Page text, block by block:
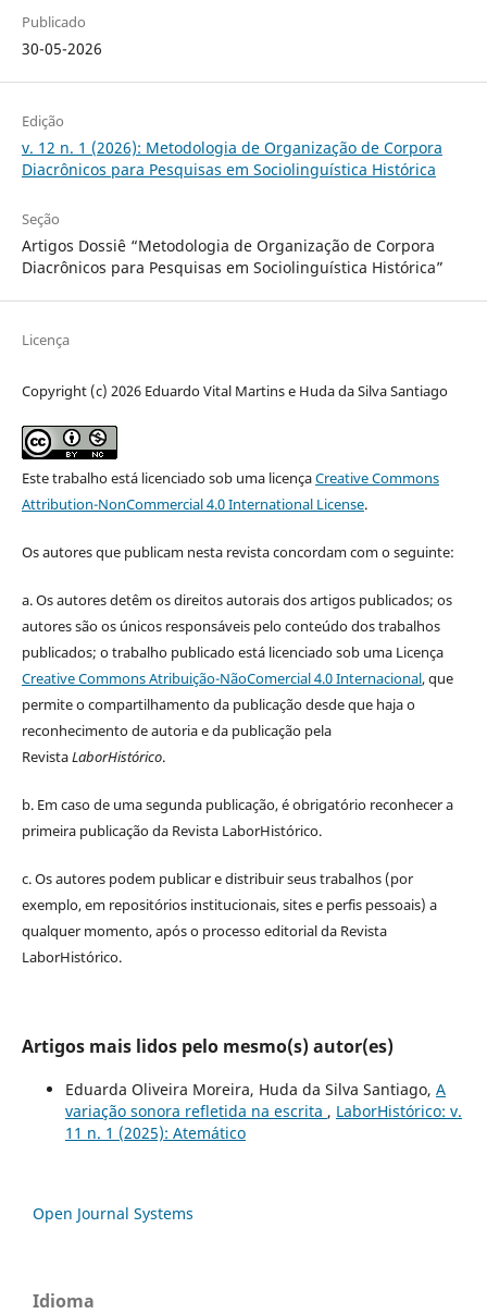
Publicado
30-05-2026
Edição
v. 12 n. 1 (2026): Metodologia de Organização de Corpora
Diacrônicos para Pesquisas em Sociolinguística Histórica
Seção
Artigos Dossiê “Metodologia de Organização de Corpora
Diacrônicos para Pesquisas em Sociolinguística Histórica”
Licença
Copyright (c) 2026 Eduardo Vital Martins e Huda da Silva Santiago
Este trabalho está licenciado sob uma licençaCreative Commons
Attribution-NonCommercial 4.0 International License.
Os autores que publicam nesta revista concordam com o seguinte:
a.Os autores detêm os direitos autorais dos artigos publicados; os
autores são os únicos responsáveis pelo conteúdo dos trabalhos
publicados; o trabalho publicado está licenciado sob uma Licença
Creative Commons Atribuição-NãoComercial 4.0 Internacional, que
permite o compartilhamento da publicação desde que haja o
reconhecimento de autoria e da publicação pela
RevistaLaborHistórico.
b. Em caso de uma segunda publicação, é obrigatório reconhecer a
primeira publicação da Revista LaborHistórico.
c. Os autores podem publicar e distribuir seus trabalhos (por
exemplo, em repositórios institucionais, sites e perfis pessoais) a
qualquer momento, após o processo editorial da Revista
LaborHistórico.
Artigos mais lidos pelo mesmo(s) autor(es)
Eduarda Oliveira Moreira, Huda da Silva Santiago, A
variação sonora refletida na escrita , LaborHistórico: v.
11 n. 1 (2025): Atemático
Open Journal Systems
Idioma